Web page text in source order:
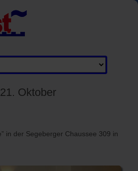
Oktober
in der Segeberger Chaussee 309 in